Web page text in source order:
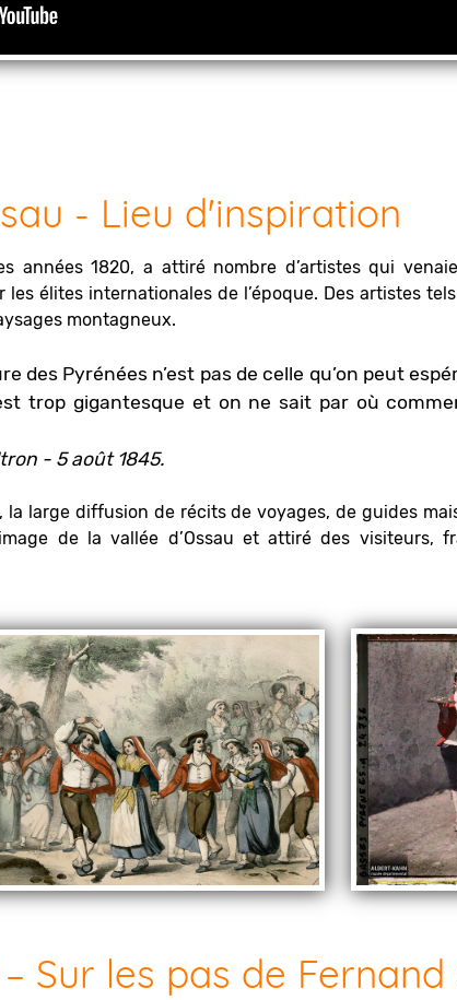
- Lieu d'inspiration
années 1820, a attiré nombre d’artistes qui
les élites internationales de l’époque. Des artistes
montagneux.
des Pyrénées n’est pas de celle qu’on peut
trop gigantesque et on ne sait par où
- 5 août 1845.
la large diffusion de récits de voyages, de guides
de la vallée d’Ossau et attiré des visiteurs,
– Sur les pas de Fernand